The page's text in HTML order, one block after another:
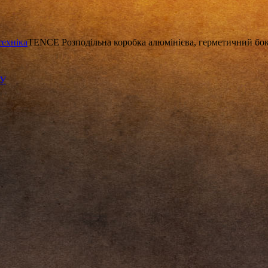
TENCE Розподільна коробка алюмінієва, герметичний